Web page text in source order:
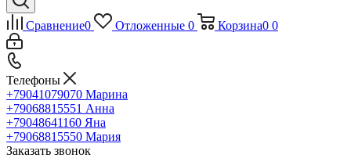
Сравнение0 Отложенные 0 Корзина0 0
Телефоны
+79041079070 Марина
+79068815551 Анна
+79048641160 Яна
+79068815550 Мария
Заказать звонок